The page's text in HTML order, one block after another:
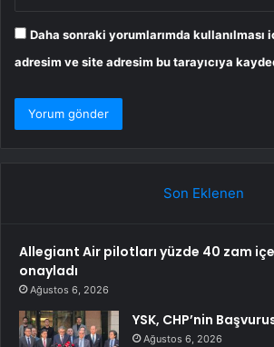
Daha sonraki yorumlarımda kullanılması
adresim ve site adresim bu tarayıcıya
Son Eklenen
Allegiant Air pilotları yüzde 40 zam
onayladı
Ağustos 6, 2026
YSK, CHP’nin
Ağustos 6, 2026